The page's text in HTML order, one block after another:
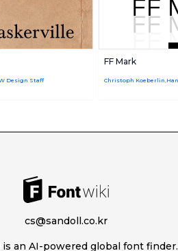
Design Staff
FF Mark
cs@sandoll.co.kr
an AI-powered global font finder.